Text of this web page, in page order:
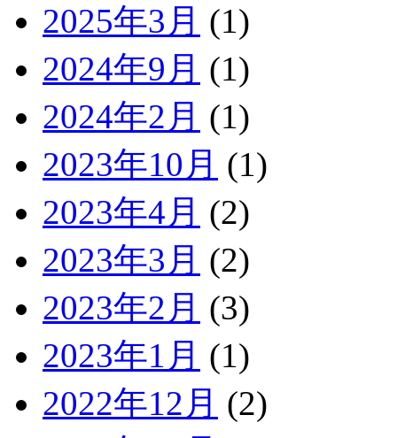
2025年3月 (1)
2024年9月 (1)
2024年2月 (1)
2023年10月 (1)
2023年4月 (2)
2023年3月 (2)
2023年2月 (3)
2023年1月 (1)
2022年12月 (2)